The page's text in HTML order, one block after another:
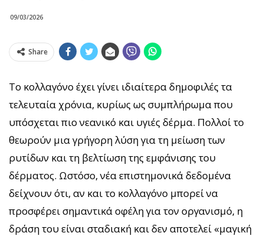
09/03/2026
Share
Το κολλαγόνο έχει γίνει ιδιαίτερα δημοφιλές τα
τελευταία χρόνια, κυρίως ως συμπλήρωμα που
υπόσχεται πιο νεανικό και υγιές δέρμα. Πολλοί το
θεωρούν μια γρήγορη λύση για τη μείωση των
ρυτίδων και τη βελτίωση της εμφάνισης του
δέρματος. Ωστόσο, νέα επιστημονικά δεδομένα
δείχνουν ότι, αν και το κολλαγόνο μπορεί να
προσφέρει σημαντικά οφέλη για τον οργανισμό, η
δράση του είναι σταδιακή και δεν αποτελεί «μαγική